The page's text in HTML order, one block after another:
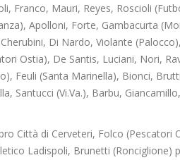
Franco, Mauri, Reyes, Roscioli
Apolloni, Forte, Gambacurta
Di Nardo, Violante
Ostia), De Santis, Luciani, Nori,
Feuli (Santa Marinella), Bionci,
Santucci (Vi.Va.), Barbu,
Città di Cerveteri, Folco (Pescatori
Ladispoli, Brunetti (Ronciglione)